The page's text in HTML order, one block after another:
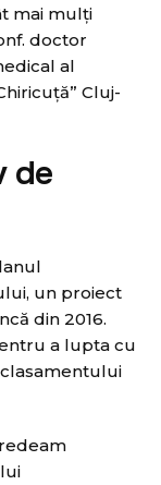
mai mulți
doctor
al
Cluj-
de
un proiect
din 2016.
a lupta cu